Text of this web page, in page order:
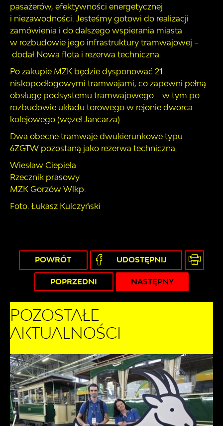
pasażerów, efektywności energetycznej
i niezawodności. Jesteśmy gotowi do realizacji
zamówienia i do dalszego wspierania miasta
w rozbudowie jego infrastruktury tramwajowej –
dodał.Nowa flota i rezerwa techniczna
Po zakupie MZK będzie dysponować 21
niskopodłogowymi tramwajami, co zapewni pełną
obsługę podsystemu tramwajowego – w tym po
rozbudowie układu torowego w rejonie dworca
kolejowego (węzeł Jancarza).
Dwa obecne tramwaje dwukierunkowe typu
6ZGTW pozostaną jako rezerwa techniczna.
Wiesław Ciepiela
Rzecznik prasowy
MZK Gorzów Wlkp.
Foto. Łukasz Kulczyński
POWRÓT UDOSTĘPNIJ
POPRZEDNI NASTĘPNY
POZOSTAŁE
AKTUALNOŚCI